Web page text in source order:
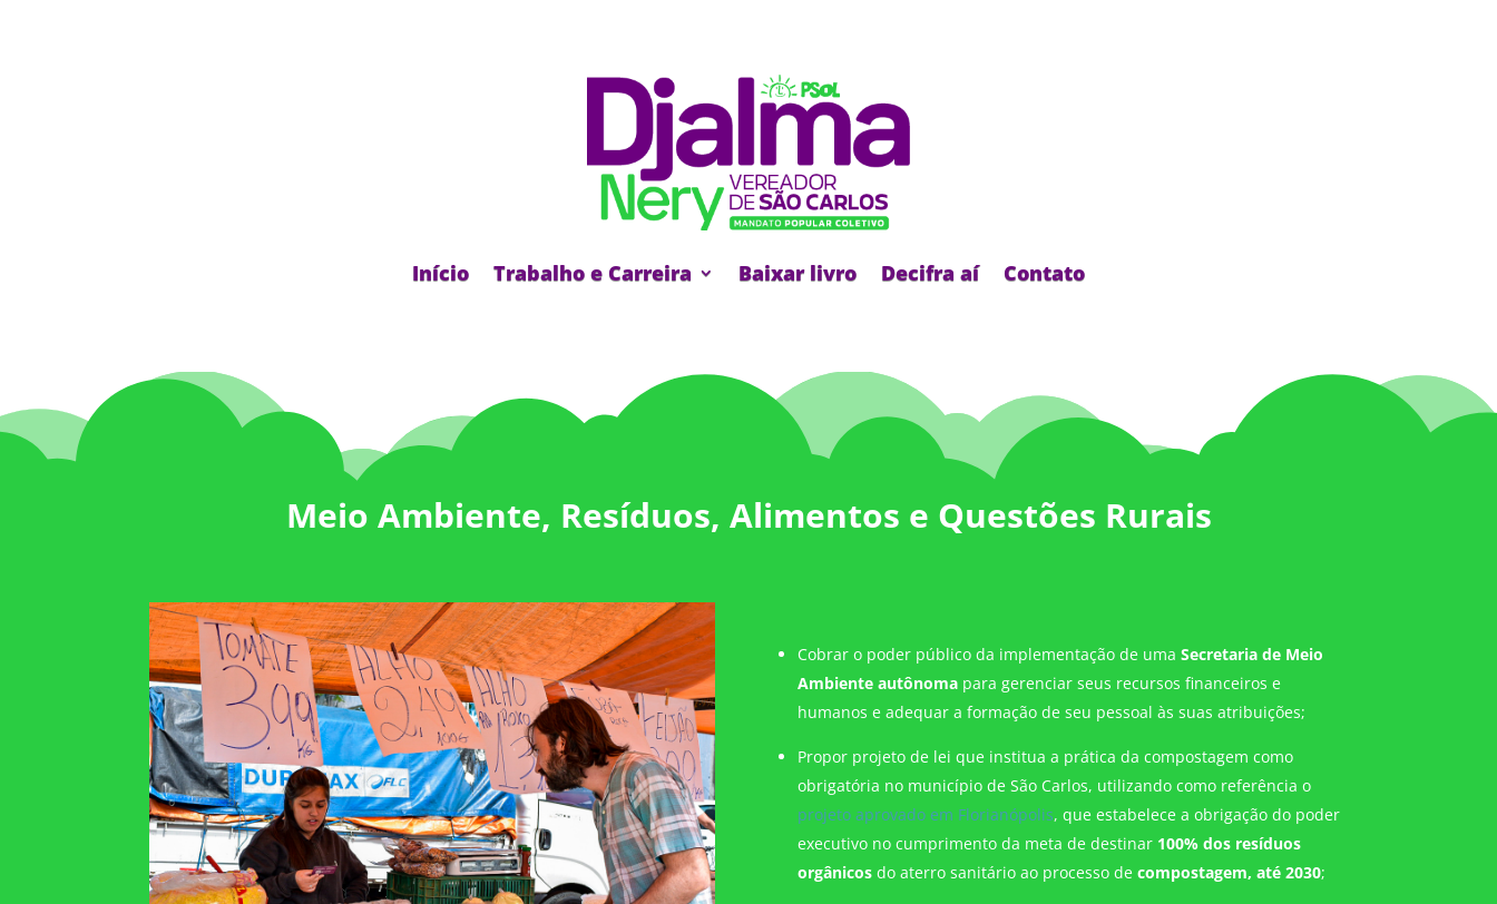
Início Trabalho e Carreira Baixar livro Decifra aí Contato
Meio Ambiente, Resíduos, Alimentos e Questões Rurais
Cobrar o poder público da implementação de uma Secretaria de Meio
Ambiente autônomapara gerenciar seus recursos financeiros e
humanos e adequar a formação de seu pessoal às suas atribuições;
Propor projeto de lei que institua a prática da compostagem como
obrigatória no município de São Carlos, utilizando como referência o
projeto aprovado em Florianópolis, que estabelece a obrigação do poder
executivo no cumprimento da meta de destinar 100% dos resíduos
orgânicosdo aterro sanitário ao processo de compostagem, até 2030;